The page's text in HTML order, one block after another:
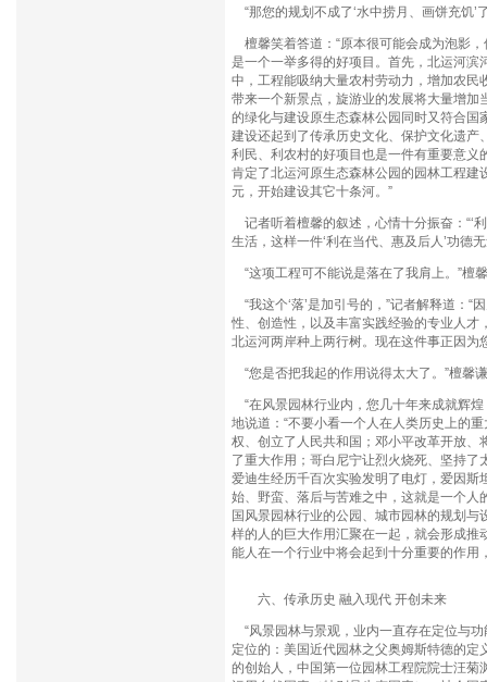
“那您的规划不成了‘水中捞月、画饼充饥’
檀馨笑着答道：“原本很可能会成为泡影
是一个一举多得的好项目。首先，北运河
中，工程能吸纳大量农村劳动力，增加农
带来一个新景点，旋游业的发展将大量增
的绿化与建设原生态森林公园同时又符合
建设还起到了传承历史文化、保护文化遗
利民、利农村的好项目也是一件有重要意
肯定了北运河原生态森林公园的园林工程
元，开始建设其它十条河。”
记者听着檀馨的叙述，心情十分振奋：“‘
生活，这样一件‘利在当代、惠及后人’功德
“这项工程可不能说是落在了我肩上。”檀
“我这个‘落’是加引号的，”记者解释道：
性、创造性，以及丰富实践经验的专业人才
北运河两岸种上两行树。现在这件事正因为
“您是否把我起的作用说得太大了。”檀馨
“在风景园林行业内，您几十年来成就辉
地说道：“不要小看一个人在人类历史上的
权、创立了人民共和国；邓小平改革开放
了重大作用；哥白尼宁让烈火烧死、坚持
爱迪生经历千百次实验发明了电灯，爱因
始、野蛮、落后与苦难之中，这就是一个
国风景园林行业的公园、城市园林的规划
样的人的巨大作用汇聚在一起，就会形成推
能人在一个行业中将会起到十分重要的作用
六、传承历史 融入现代 开创未来
“风景园林与景观，业内一直存在定位与功
定位的：美国近代园林之父奥姆斯特德的
的创始人，中国第一位园林工程院院士汪